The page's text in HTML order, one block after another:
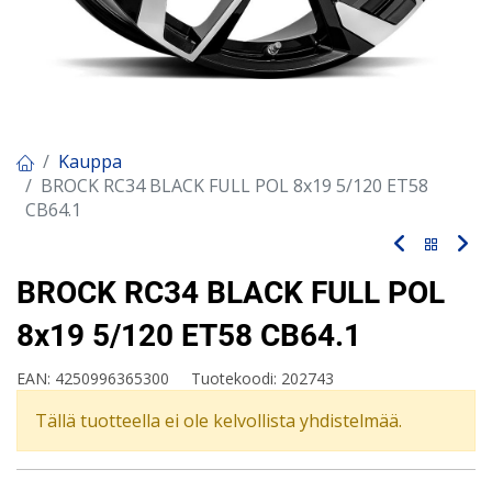
Kauppa
BROCK RC34 BLACK FULL POL 8x19 5/120 ET58
CB64.1
BROCK RC34 BLACK FULL POL
8x19 5/120 ET58 CB64.1
EAN: 4250996365300 Tuotekoodi: 202743
Tällä tuotteella ei ole kelvollista yhdistelmää.